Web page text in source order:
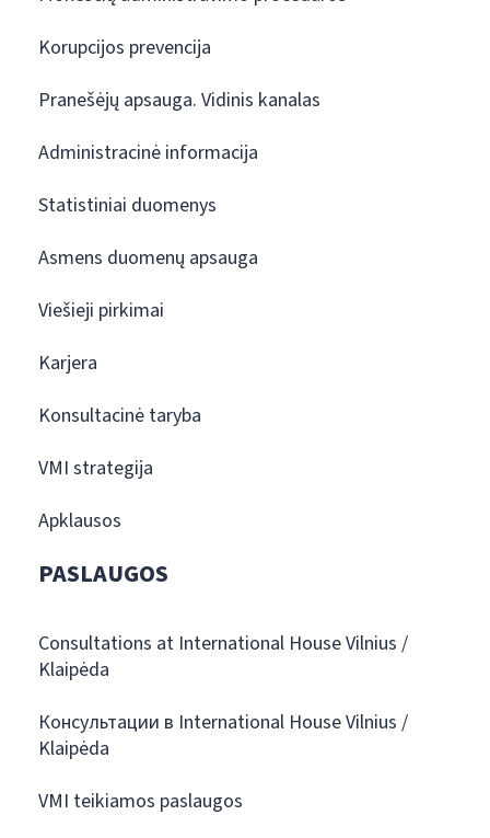
Korupcijos prevencija
Pranešėjų apsauga. Vidinis kanalas
Administracinė informacija
Statistiniai duomenys
Asmens duomenų apsauga
Viešieji pirkimai
Karjera
Konsultacinė taryba
VMI strategija
Apklausos
PASLAUGOS
Consultations at International House Vilnius /
Klaipėda
Консультации в International House Vilnius /
Klaipėda
VMI teikiamos paslaugos